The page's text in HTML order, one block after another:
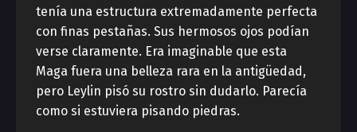
tenía una estructura extremadamente perfecta
con finas pestañas. Sus hermosos ojos podían
verse claramente. Era imaginable que esta
Maga fuera una belleza rara en la antigüedad,
pero Leylin pisó su rostro sin dudarlo. Parecía
como si estuviera pisando piedras.